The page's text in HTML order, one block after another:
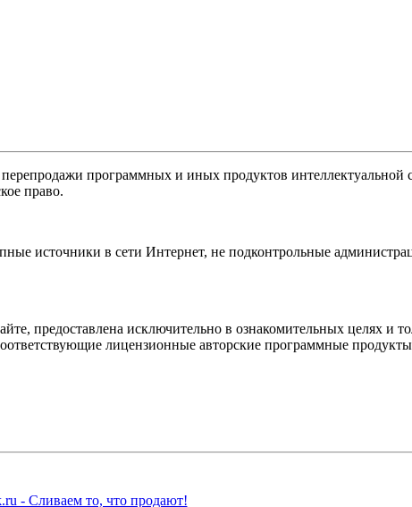
программных и иных продуктов интеллектуальной
право.
источники в сети Интернет, не подконтрольные
предоставлена исключительно в ознакомительных целях и
лицензионные авторские программные